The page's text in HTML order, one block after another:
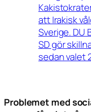
att Irakisk
Sverige. DU
SD gör
sedan valet
Problemet med